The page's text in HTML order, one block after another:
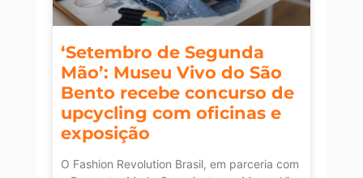
‘Setembro de Segunda
Mão’: Museu Vivo do São
Bento recebe concurso de
upcycling com oficinas e
exposição
O Fashion Revolution Brasil, em parceria com